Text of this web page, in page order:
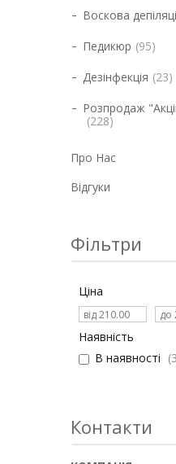
Воскова
Педикюр 95
Дезінфекція 23
Розпродаж
228
Про Нас
Відгуки
Фільтри
Ціна
Наявність
В наявності
Контакти